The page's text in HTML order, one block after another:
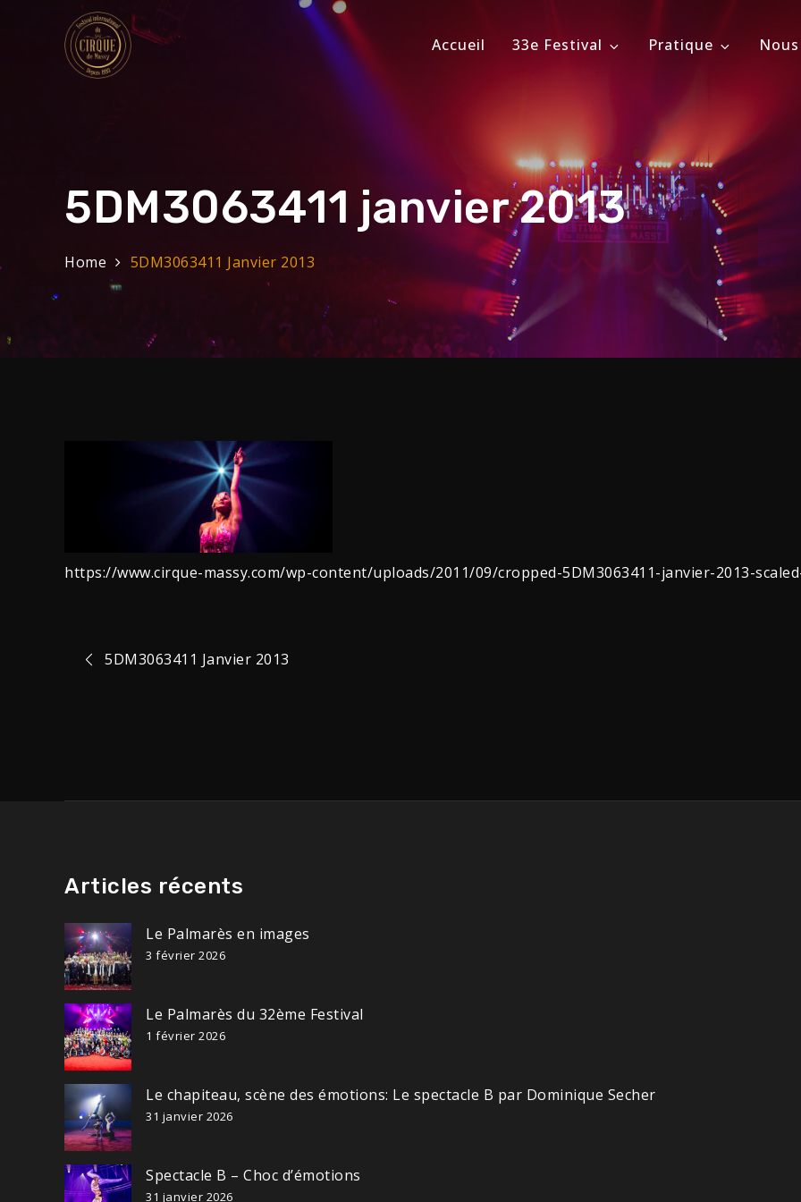
Festival International du Cirque de Massy
32eme Festival du 29 Janvier au 1 février 2026
Accueil 33e Festival Pratique
5DM3063411 janvier 2013
Home 5DM3063411 Janvier 2013
https://www.cirque-massy.com/wp-content/uploads/2011/09/cropped-5DM3063411-janvier-2013-
Navigation
5DM3063411 Janvier 2013
Articles récents
Le Palmarès en images
3 février 2026
Le Palmarès du 32ème Festival
1 février 2026
Le chapiteau, scène des émotions: Le spectacle B par Dominique Secher
31 janvier 2026
Spectacle B – Choc d’émotions
31 janvier 2026